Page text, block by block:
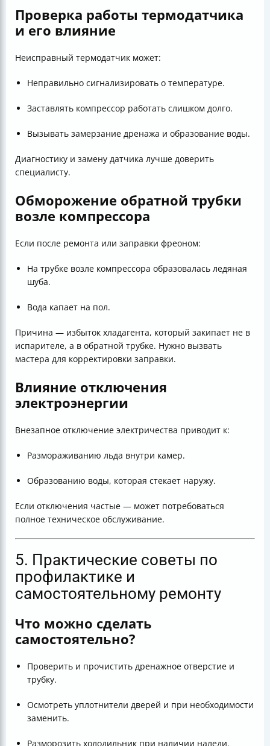
Проверка работы термодатчика
и его влияние
Неисправный термодатчик может:
Неправильно сигнализировать о температуре.
Заставлять компрессор работать слишком долго.
Вызывать замерзание дренажа и образование воды.
Диагностику и замену датчика лучше доверить
специалисту.
Обморожение обратной трубки
возле компрессора
Если после ремонта или заправки фреоном:
На трубке возле компрессора образовалась ледяная
шуба.
Вода капает на пол.
Причина — избыток хладагента, который закипает не в
испарителе, а в обратной трубке. Нужно вызвать
мастера для корректировки заправки.
Влияние отключения
электроэнергии
Внезапное отключение электричества приводит к:
Размораживанию льда внутри камер.
Образованию воды, которая стекает наружу.
Если отключения частые — может потребоваться
полное техническое обслуживание.
5. Практические советы по
профилактике и
самостоятельному ремонту
Что можно сделать
самостоятельно?
Проверить и прочистить дренажное отверстие и
трубку.
Осмотреть уплотнители дверей и при необходимости
заменить.
Разморозить холодильник при наличии наледи.